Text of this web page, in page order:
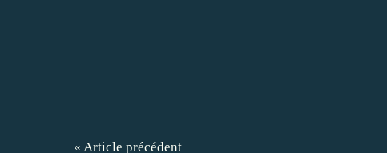
« Article précédent